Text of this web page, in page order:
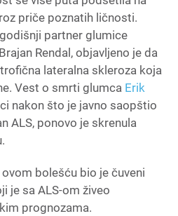
priče poznatih ličnosti.
partner glumice
Brajan Rendal , objavljeno je da
lateralna skleroza koja
Vest o smrti glumca Erik
nakon što je javno saopštio
ALS, ponovo je skrenula
bolešću bio je čuveni
je sa ALS-om živeo
prognozama.